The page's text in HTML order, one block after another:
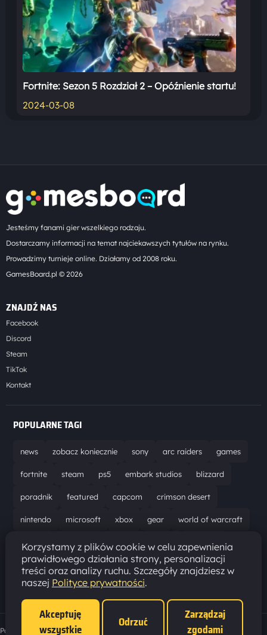
Fortnite: Sezon 5 Rozdział 2 – Opóźnienie startu!
2024-03-08
Jesteśmy fanami gier wszelkiego rodzaju.
Dostarczamy informacji na temat najciekawszych tytułów na rynku.
Prowadzimy turnieje online. Działamy od 2008 roku.
GamesBoard.pl © 2026
ZNAJDŹ NAS
Facebook
Discord
Steam
TikTok
Kontakt
POPULARNE TAGI
news zobacz koniecznie sony arc raiders games
fortnite steam ps5 embark studios blizzard
poradnik featured capcom crimson desert
nintendo microsoft xbox gear world of warcraft
solucja marathon ubisoft bungie recenzja
resident evil requiem gaming aktualizacja pc
epic games hytale
Polityka prywatności ·
Korzystamy z plików cookie w celu zapewnienia
prawidłowego działania strony, personalizacji
treści oraz analizy ruchu. Szczegóły znajdziesz w
naszej Polityce prywatności.
Akceptuję
wszystkie
Odrzuć
Zarządzaj
zgodami